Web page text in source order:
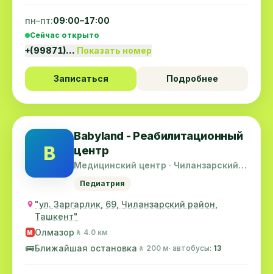
пн–пт:09:00–17:00
Сейчас открыто
+(99871)… Показать номер
Записаться Подробнее
B
Babyland - Реабилитационный
центр
Медицинский центр · Чиланзарский
Педиатрия
"ул. Заргарлик, 69, Чиланзарский район,
Ташкент"
M Олмазор 🚶 4.0 км
🚌Ближайшая остановка 🚶 200 м· автобусы: 13